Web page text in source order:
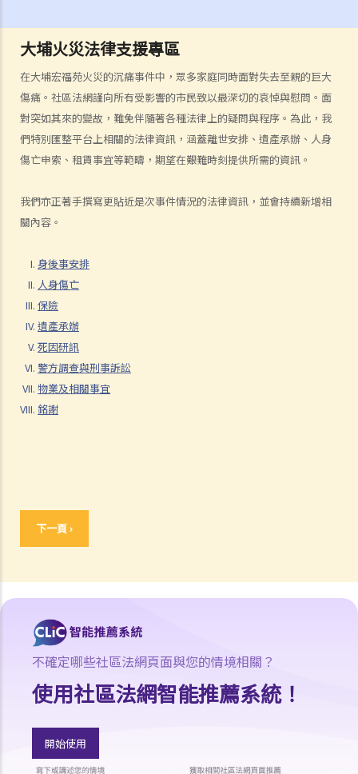
大埔火災法律支援專區
在大埔宏福苑火災的沉痛事件中，眾多家庭同時面對失去至親的巨大
傷痛。社區法網謹向所有受影響的市民致以最深切的哀悼與慰問。面
對突如其來的變故，難免伴隨著各種法律上的疑問與程序。為此，我
們特別匯整平台上相關的法律資訊，涵蓋離世安排、遺產承辦、人身
傷亡申索、租賃事宜等範疇，期望在艱難時刻提供所需的資訊。
我們亦正著手撰寫更貼近是次事件情況的法律資訊，並會持續新增相
關內容。
身後事安排
人身傷亡
保險
遺產承辦
死因研訊
警方調查與刑事訴訟
物業及相關事宜
銘謝
下一頁 ›
E. 骨灰撒海
F. 遺體／骨殖／骨灰出入香港
人身傷亡
傷者本人
何謂「人身傷害」？
我受傷後，何時可提出申索？
如何就人身傷害提出申索？
1. 申索信（原告人）及建設性的答覆（被告人）
3. 申索陳述書
4. 損害賠償陳述書
5. 抗辯書
6. 證明書（收費安排）
7. 屬實申述
8. 委託專家擬備報告的守則
9. 核對表評檢及案件管理問卷
10. 案件管理會議
若我因人身傷害提出申索，可否申請法律援助？
法律援助輔助計劃
切勿尋求索償代理協助處理申索
逝者家屬
我的家人在意外中身亡。我可否代表死者展開人身傷亡訴訟？在控告犯
錯的一方之前，我需要依循甚麼程序？
涉及致命意外的申索
死因裁判法庭有甚麼作用？
不確定哪些社區法網頁面與您的情境相關？
使用社區法網智能推薦系統！
開始使用